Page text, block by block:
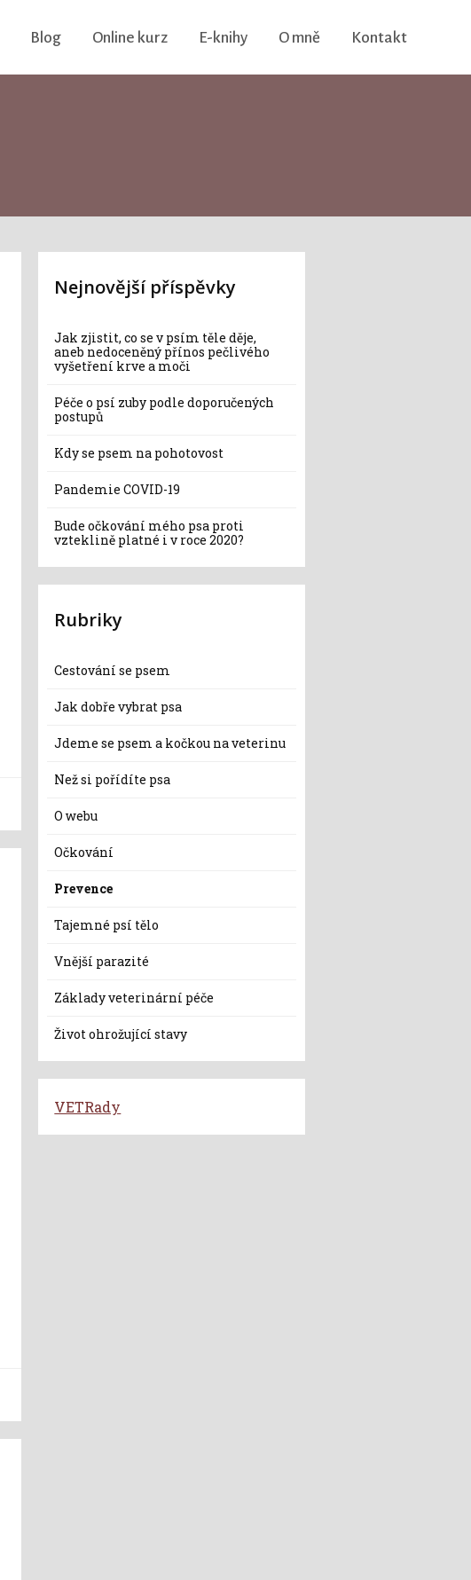
Blog Online kurz E-knihy O mně Kontakt
Nejnovější příspěvky
Jak zjistit, co se v psím těle děje,
aneb nedoceněný přínos pečlivého
vyšetření krve a moči
Péče o psí zuby podle doporučených
postupů
Kdy se psem na pohotovost
Pandemie COVID-19
Bude očkování mého psa proti
vzteklině platné i v roce 2020?
Rubriky
Cestování se psem
Jak dobře vybrat psa
Jdeme se psem a kočkou na veterinu
Než si pořídíte psa
O webu
Očkování
Prevence
Tajemné psí tělo
Vnější parazité
Základy veterinární péče
Život ohrožující stavy
VETRady